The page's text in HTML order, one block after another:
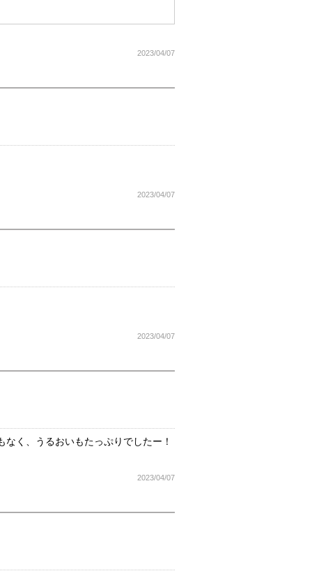
2023/04/07
2023/04/07
2023/04/07
く、うるおいもたっぷりでしたー！
2023/04/07